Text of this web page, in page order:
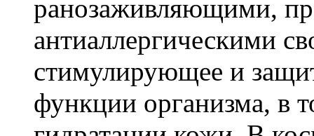
ранозаживляющими,
антиаллергическими
стимулирующее и
функции организма, в